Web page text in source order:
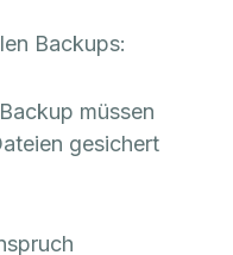
Backups:
müssen
gesichert